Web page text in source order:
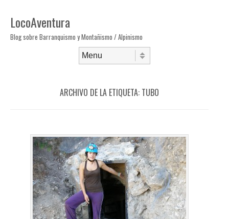
LocoAventura
Blog sobre Barranquismo y Montañismo / Alpinismo
ARCHIVO DE LA ETIQUETA: TUBO